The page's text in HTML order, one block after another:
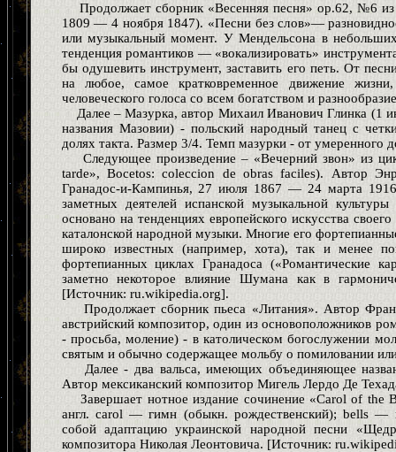
Продолжает сборник «Весенняя песня» ор.62, №6
1809 — 4 ноября 1847). «Песни без слов»—
или музыкальный момент. У Мендельсона в
тенденция романтиков — «вокализировать»
бы одушевить инструмент, заставить его петь. От
на любое, самое кратковременное движение
человеческого голоса со всем богатством и
Далее – Мазурка, автор Михаил Иванович Глинка (1
названия Мазовии) - польский народный танец с
долях такта. Размер 3/4. Темп мазурки - от умеренного
Следующее произведение – «Вечерний звон» из
tarde», Bocetos: coleccion de obras faciles). Автор
Гранадос-и-Кампинья, 27 июля 1867 — 24 марта
заметных деятелей испанской музыкальной
основано на тенденциях европейского искусства
каталонской народной музыки. Многие его
широко известных (например, хота), так и менее
фортепианных циклах Гранадоса («Романтические
заметно некоторое влияние Шумана как в
[Источник: ru.wikipedia.org].
Продолжает сборник пьеса «Литания». Автор
австрийский композитор, один из основоположников
- просьба, моление) - в католическом богослужении
святым и обычно содержащее мольбу о помиловании
Далее - два вальса, имеющих объединяющее
Автор мексиканский композитор Мигель Лердо Де
Завершает нотное издание сочинение «Carol of the
англ. carol — гимн (обыкн. рождественский); bells —
собой адаптацию украинской народной песни
композитора Николая Леонтовича. [Источник: